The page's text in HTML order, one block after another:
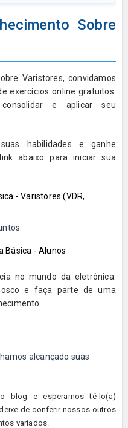
Sobre
Varistores, convidamos
exercícios online gratuitos.
e aplicar seu
habilidades e ganhe
abaixo para iniciar sua
- Varistores (VDR,
Básica - Alunos
no mundo da eletrônica.
e faça parte de uma
alcançado suas
blog e esperamos tê-lo(a)
de conferir nossos outros
variados.